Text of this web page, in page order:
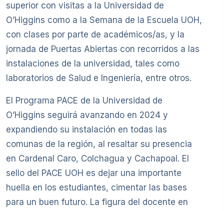
superior con visitas a la Universidad de
O’Higgins como a la Semana de la Escuela UOH,
con clases por parte de académicos/as, y la
jornada de Puertas Abiertas con recorridos a las
instalaciones de la universidad, tales como
laboratorios de Salud e Ingeniería, entre otros.
El Programa PACE de la Universidad de
O’Higgins seguirá avanzando en 2024 y
expandiendo su instalación en todas las
comunas de la región, al resaltar su presencia
en Cardenal Caro, Colchagua y Cachapoal. El
sello del PACE UOH es dejar una importante
huella en los estudiantes, cimentar las bases
para un buen futuro. La figura del docente en